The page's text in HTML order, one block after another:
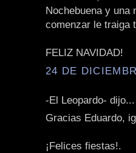
Nochebuena y una
comenzar le traiga
FELIZ NAVIDAD!
24 DE
-El Leopardo- dijo...
Gracias Eduardo,
¡Felices fiestas!.